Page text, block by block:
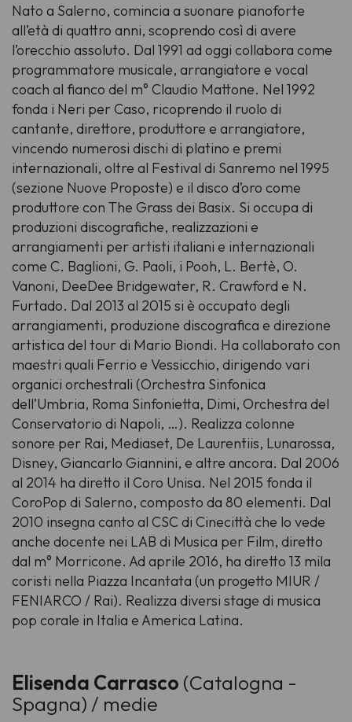
Nato a Salerno, comincia a suonare pianoforte
all’età di quattro anni, scoprendo così di avere
l’orecchio assoluto. Dal 1991 ad oggi collabora come
programmatore musicale, arrangiatore e vocal
coach al fianco del m° Claudio Mattone. Nel 1992
fonda i Neri per Caso, ricoprendo il ruolo di
cantante, direttore, produttore e arrangiatore,
vincendo numerosi dischi di platino e premi
internazionali, oltre al Festival di Sanremo nel 1995
(sezione Nuove Proposte) e il disco d’oro come
produttore con The Grass dei Basix. Si occupa di
produzioni discografiche, realizzazioni e
arrangiamenti per artisti italiani e internazionali
come C. Baglioni, G. Paoli, i Pooh, L. Bertè, O.
Vanoni, DeeDee Bridgewater, R. Crawford e N.
Furtado. Dal 2013 al 2015 si è occupato degli
arrangiamenti, produzione discografica e direzione
artistica del tour di Mario Biondi. Ha collaborato con
maestri quali Ferrio e Vessicchio, dirigendo vari
organici orchestrali (Orchestra Sinfonica
dell’Umbria, Roma Sinfonietta, Dimi, Orchestra del
Conservatorio di Napoli, …). Realizza colonne
sonore per Rai, Mediaset, De Laurentiis, Lunarossa,
Disney, Giancarlo Giannini, e altre ancora. Dal 2006
al 2014 ha diretto il Coro Unisa. Nel 2015 fonda il
CoroPop di Salerno, composto da 80 elementi. Dal
2010 insegna canto al CSC di Cinecittà che lo vede
anche docente nei LAB di Musica per Film, diretto
dal m° Morricone. Ad aprile 2016, ha diretto 13 mila
coristi nella Piazza Incantata (un progetto MIUR /
FENIARCO / Rai). Realizza diversi stage di musica
pop corale in Italia e America Latina.
Elisenda Carrasco (Catalogna -
Spagna) / medie